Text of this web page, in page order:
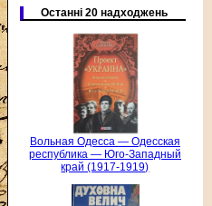
Останні 20 надходжень
Вольная Одесса — Одесская
республика — Юго-Западный
край (1917-1919)